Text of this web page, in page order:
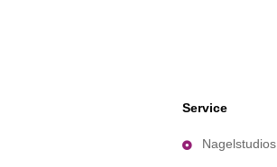
Service
Nagelstudios